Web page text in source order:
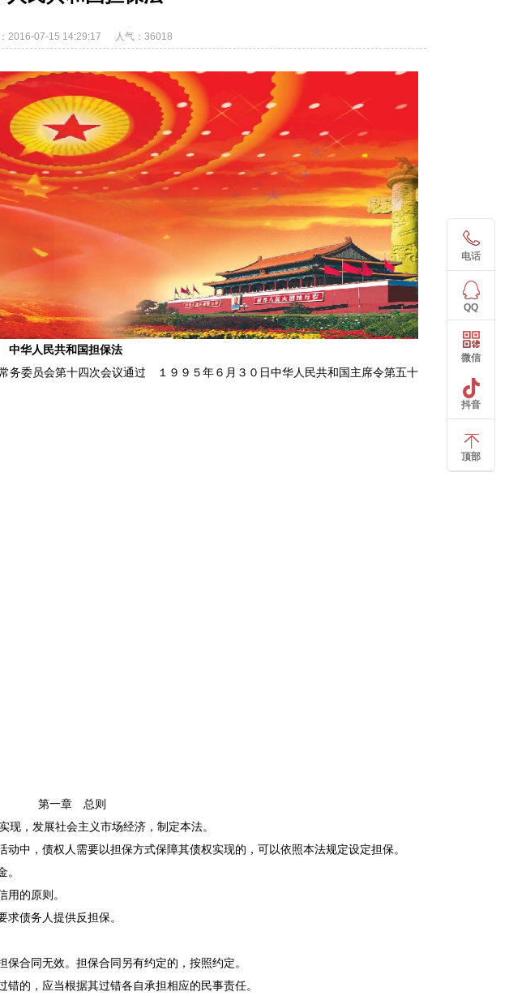
2016-07-15 14:29:17 人气：36018
中华人民共和国担保法
员会第十四次会议通过 １９９５年６月３０日中华人民共和国主席令第五十
第一章 总则
，发展社会主义市场经济，制定本法。
中，债权人需要以担保方式保障其债权实现的，可以依照本法规定设定担保。
的原则。
债务人提供反担保。
合同无效。担保合同另有约定的，按照约定。
的，应当根据其过错各自承担相应的民事责任。
电话
QQ
微信
抖音
顶部